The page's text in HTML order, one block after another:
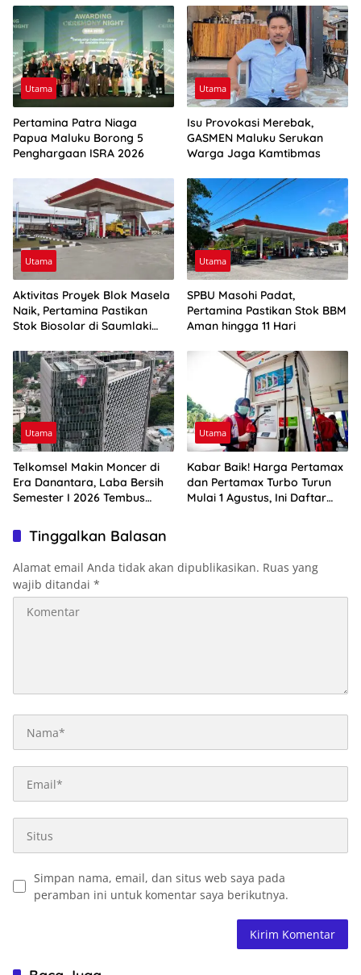
Utama
Pertamina Patra Niaga
Papua Maluku Borong 5
Penghargaan ISRA 2026
Utama
Isu Provokasi Merebak,
GASMEN Maluku Serukan
Warga Jaga Kamtibmas
Utama
Aktivitas Proyek Blok Masela
Naik, Pertamina Pastikan
Stok Biosolar di Saumlaki
Utama
SPBU Masohi Padat,
Pertamina Pastikan Stok BBM
Aman hingga 11 Hari
Utama
Telkomsel Makin Moncer di
Era Danantara, Laba Bersih
Semester I 2026 Tembus
Utama
Kabar Baik! Harga Pertamax
dan Pertamax Turbo Turun
Mulai 1 Agustus, Ini Daftar
Tinggalkan Balasan
Alamat email Anda tidak akan dipublikasikan. Ruas yang
wajib ditandai *
Simpan nama, email, dan situs web saya pada
peramban ini untuk komentar saya berikutnya.